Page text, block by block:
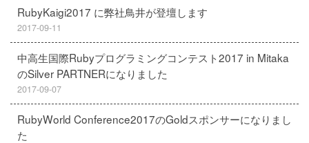
RubyKaigi2017 に弊社鳥井が登壇します
2017-09-11
中高生国際Rubyプログラミングコンテスト2017 in Mitaka
のSilver PARTNERになりました
2017-09-07
RubyWorld Conference2017のGoldスポンサーになりまし
た